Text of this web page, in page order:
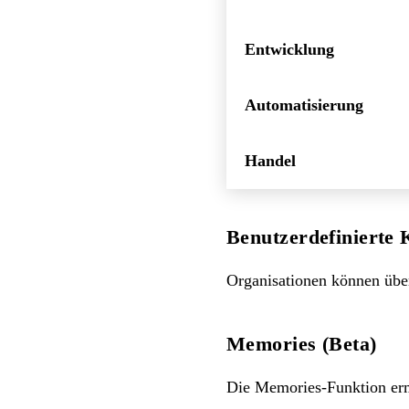
Entwicklung
Automatisierung
Handel
Benutzerdefinierte
Organisationen können
Memories (Beta)
Die Memories-Funktion